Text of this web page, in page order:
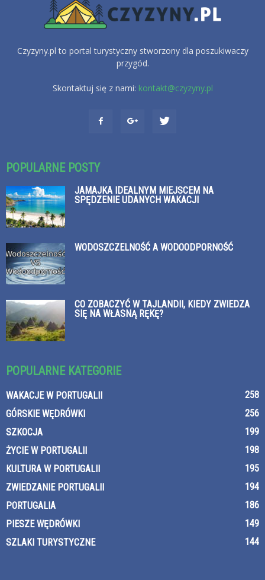
Czyzyny.pl to portal turystyczny stworzony dla poszukiwaczy
przygód.
Skontaktuj się z nami: kontakt@czyzyny.pl
POPULARNE POSTY
JAMAJKA IDEALNYM MIEJSCEM NA
SPĘDZENIE UDANYCH WAKACJI
WODOSZCZELNOŚĆ A WODOODPORNOŚĆ
CO ZOBACZYĆ W TAJLANDII, KIEDY ZWIEDZA
SIĘ NA WŁASNĄ RĘKĘ?
POPULARNE KATEGORIE
WAKACJE W PORTUGALII
258
GÓRSKIE WĘDRÓWKI
256
SZKOCJA
199
ŻYCIE W PORTUGALII
198
KULTURA W PORTUGALII
195
ZWIEDZANIE PORTUGALII
194
PORTUGALIA
186
PIESZE WĘDRÓWKI
149
SZLAKI TURYSTYCZNE
144